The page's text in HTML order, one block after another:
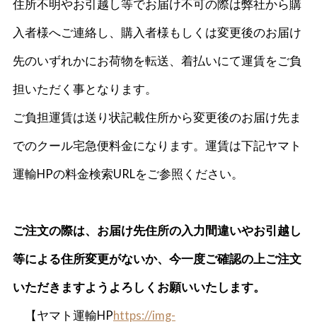
住所不明やお引越し等でお届け不可の際は弊社から購
入者様へご連絡し、購入者様もしくは変更後のお届け
先のいずれかにお荷物を転送、着払いにて運賃をご負
担いただく事となります。
ご負担運賃は送り状記載住所から変更後のお届け先ま
でのクール宅急便料金になります。運賃は下記ヤマト
運輸HPの料金検索URLをご参照ください。
ご注文の際は、お届け先住所の入力間違いやお引越し
等による住所変更がないか、今一度ご確認の上ご注文
いただきますようよろしくお願いいたします。
【ヤマト運輸HPhttps://img-